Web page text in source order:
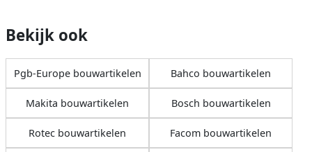
Bekijk ook
Pgb-Europe bouwartikelen Bahco bouwartikelen
Makita bouwartikelen Bosch bouwartikelen
Rotec bouwartikelen Facom bouwartikelen